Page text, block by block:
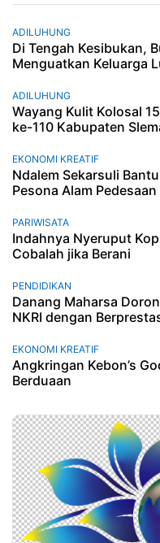
ADILUHUNG
Di Tengah Kesibukan,
Menguatkan Keluarga
ADILUHUNG
Wayang Kulit Kolosal
ke-110 Kabupaten
EKONOMI KREATIF
Ndalem Sekarsuli
Pesona Alam Pedesaan
PARIWISATA
Indahnya Nyeruput
Cobalah jika Berani
PENDIDIKAN
Danang Maharsa
NKRI dengan
EKONOMI KREATIF
Angkringan Kebon’s
Berduaan